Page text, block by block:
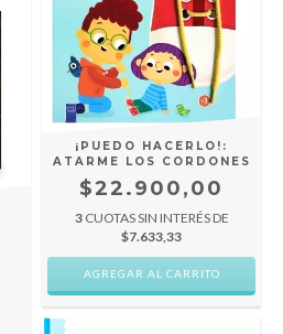
¡PUEDO HACERLO!:
ATARME LOS CORDONES
$22.900,00
3 CUOTAS SIN INTERÉS DE
$7.633,33